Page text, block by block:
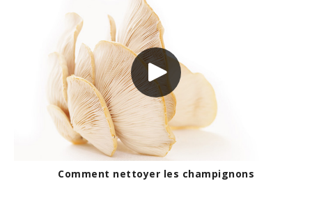
Comment nettoyer les champignons